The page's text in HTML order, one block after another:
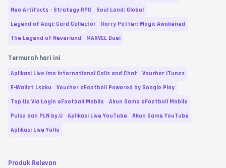
Neo Artifacts - Strategy RPG
Soul Land: Global
Legend of Aoqi: Card Collector
Harry Potter: Magic Awakened
The Legend of Neverland
MARVEL Duel
Termurah hari ini
Aplikasi Live imo International Calls and Chat
Voucher iTunes
E-Wallet i.saku
Voucher eFootball Powered by Google Play
Top Up Via Login eFootball Mobile
Akun Game eFootball Mobile
Pulsa dan PLN by.U
Aplikasi Live YouTube
Akun Game YouTube
Aplikasi Live YoHo
Produk Relevan